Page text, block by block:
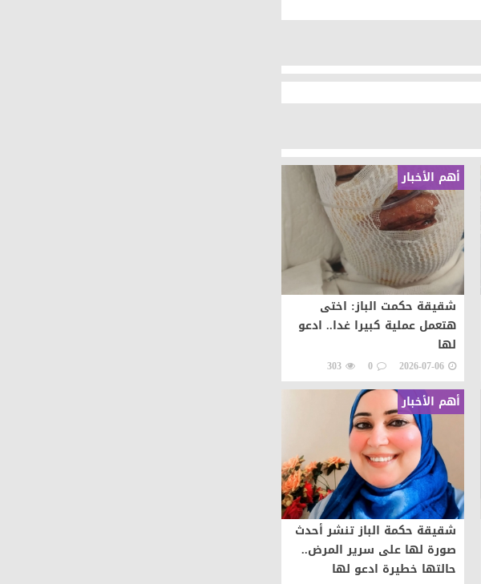
أهم الأخبار
شقيقة حكمت الباز: اختى
هتعمل عملية كبيرا غدا.. ادعو
لها
2026-07-06
0
303
أهم الأخبار
شقيقة حكمة الباز تنشر أحدث
صورة لها على سرير المرض..
حالتها خطيرة ادعو لها